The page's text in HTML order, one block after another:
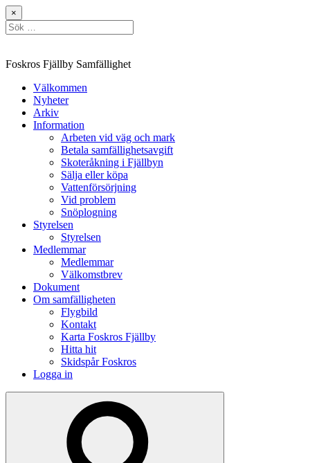
Hoppa
till
innehåll
×
Sök
efter:
Foskros Fjällby Samfällighet
Välkommen
Nyheter
Arkiv
Information
Arbeten vid väg och mark
Betala samfällighetsavgift
Skoteråkning i Fjällbyn
Sälja eller köpa
Vattenförsörjning
Vid problem
Snöplogning
Styrelsen
Styrelsen
Medlemmar
Medlemmar
Välkomstbrev
Dokument
Om samfälligheten
Flygbild
Kontakt
Karta Foskros Fjällby
Hitta hit
Skidspår Foskros
Logga in